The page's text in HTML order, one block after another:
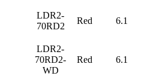
LDR2-
70RD2
Red 6.1
LDR2-
70RD2-
WD
Red 6.1